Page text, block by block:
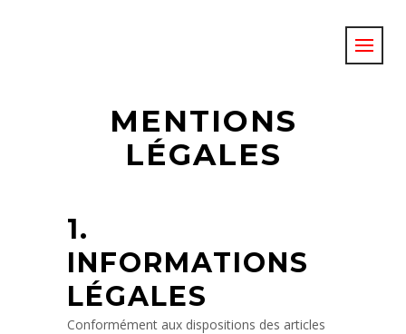
MENTIONS
LÉGALES
1.
INFORMATIONS
LÉGALES
Conformément aux dispositions des articles